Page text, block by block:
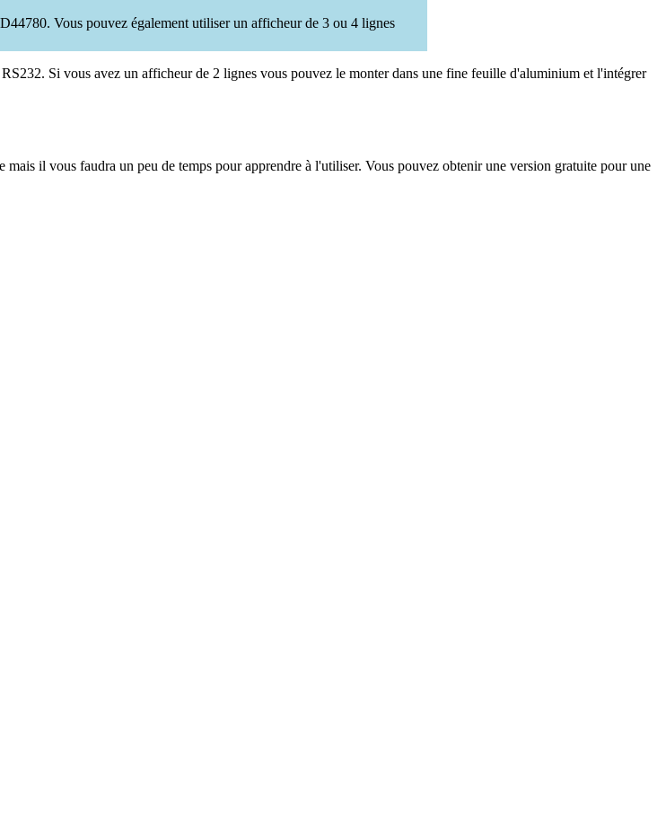
Vous pouvez également utiliser un afficheur de 3 ou 4 lignes
Si vous avez un afficheur de 2 lignes vous pouvez le monter dans une fine feuille d'aluminium et l'intégrer
il vous faudra un peu de temps pour apprendre à l'utiliser. Vous pouvez obtenir une version gratuite pour une